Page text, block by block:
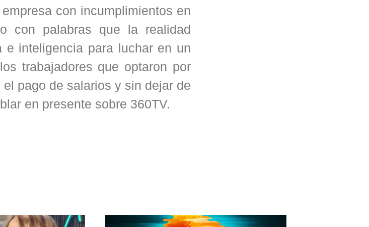
con incumplimientos en
con palabras que la realidad
e inteligencia para luchar en un
trabajadores que optaron por
pago de salarios y sin dejar de
en presente sobre 360TV.